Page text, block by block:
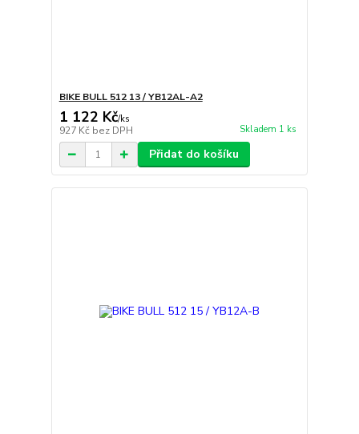
BIKE BULL 512 13 / YB12AL-A2
1 122 Kč/ks
927 Kč bez DPH Skladem 1 ks
Přidat do košíku